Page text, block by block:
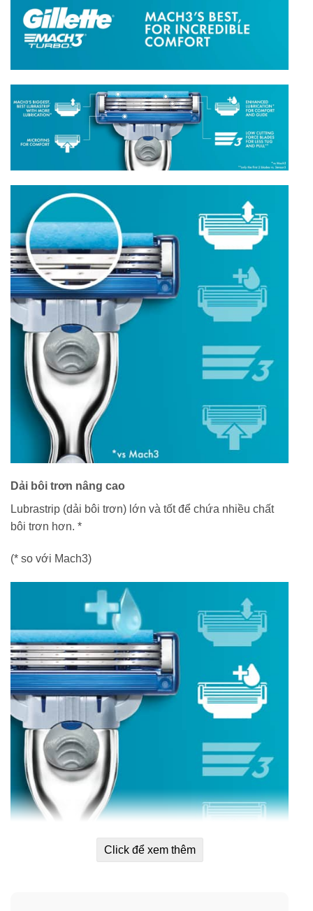
Dải bôi trơn nâng cao
Lubrastrip (dải bôi trơn) lớn và tốt để chứa nhiều chất
bôi trơn hơn. *
(* so với Mach3)
Click để xem thêm